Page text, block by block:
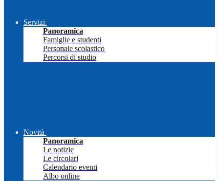
Servizi
Panoramica
Famiglie e studenti
Personale scolastico
Percorsi di studio
Novità
Panoramica
Le notizie
Le circolari
Calendario eventi
Albo online